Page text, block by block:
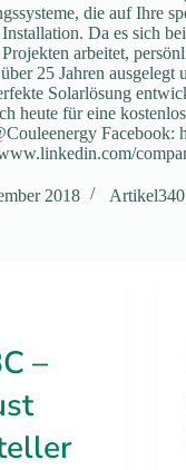
die auf Ihre
Da es sich
arbeitet,
25 Jahren ausgelegt
Solarlösung
heute für eine
Facebook:
2018 Artikel340
–